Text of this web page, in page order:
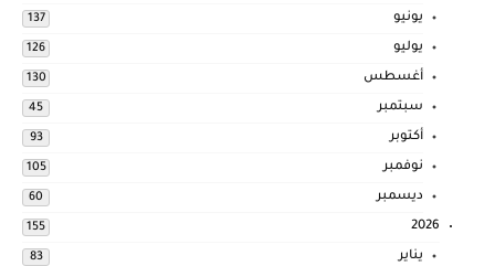
يونيو 137
يوليو 126
أغسطس 130
سبتمبر 45
أكتوبر 93
نوفمبر 105
ديسمبر 60
2026
155
يناير 83